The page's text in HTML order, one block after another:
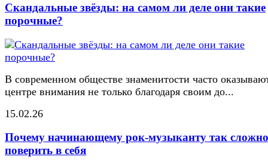
Скандальные звёзды: на самом ли деле они такие
порочные?
В современном обществе знаменитости часто
центре внимания не только благодаря своим до...
15.02.26
Почему начинающему рок-музыканту так сложно
поверить в себя